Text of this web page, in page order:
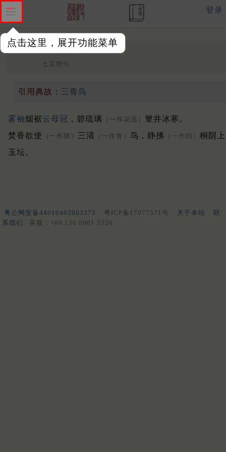
点击这里，展开功能菜单
登录
避暑女冠 中唐 ·李益
七言绝句
引用典故： 三青鸟
雾袖烟裾云母冠 ，碧琉璃 （一作花瑶） 簟井冰寒。
焚香欲使
（一作降） 三清 （一作青） 鸟，静拂 （一作扫） 桐阴上
玉坛。
粤公网安备44010402003275 粤ICP备17077571号 关于本站
联
系我们
客服：+86 136 0901 3320